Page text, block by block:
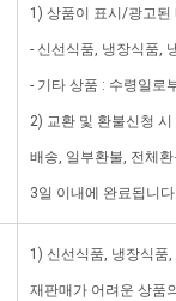
1) 상품이 표시/광고된
- 신선식품, 냉장식품,
- 기타 상품 : 수령일로
2) 교환 및 환불신청
배송, 일부환불, 전체
3일 이내에 완료됩니
1) 신선식품, 냉장식품
재판매가 어려운 상품